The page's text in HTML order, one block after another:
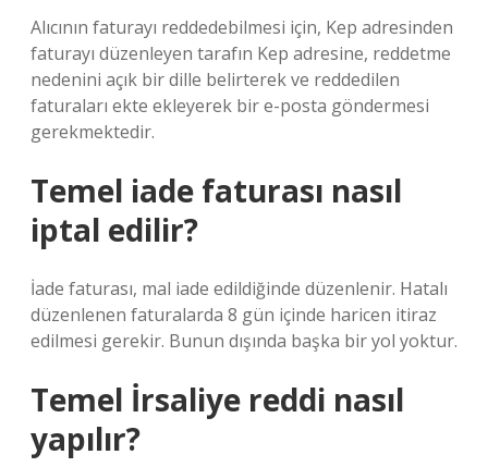
Alıcının faturayı reddedebilmesi için, Kep adresinden
faturayı düzenleyen tarafın Kep adresine, reddetme
nedenini açık bir dille belirterek ve reddedilen
faturaları ekte ekleyerek bir e-posta göndermesi
gerekmektedir.
Temel iade faturası nasıl
iptal edilir?
İade faturası, mal iade edildiğinde düzenlenir. Hatalı
düzenlenen faturalarda 8 gün içinde haricen itiraz
edilmesi gerekir. Bunun dışında başka bir yol yoktur.
Temel İrsaliye reddi nasıl
yapılır?